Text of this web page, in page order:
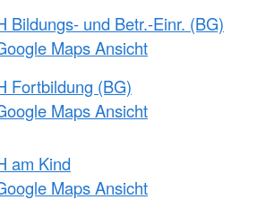
Bildungs- und Betr.-Einr. (BG)
Maps Ansicht
Fortbildung (BG)
Maps Ansicht
am Kind
Maps Ansicht